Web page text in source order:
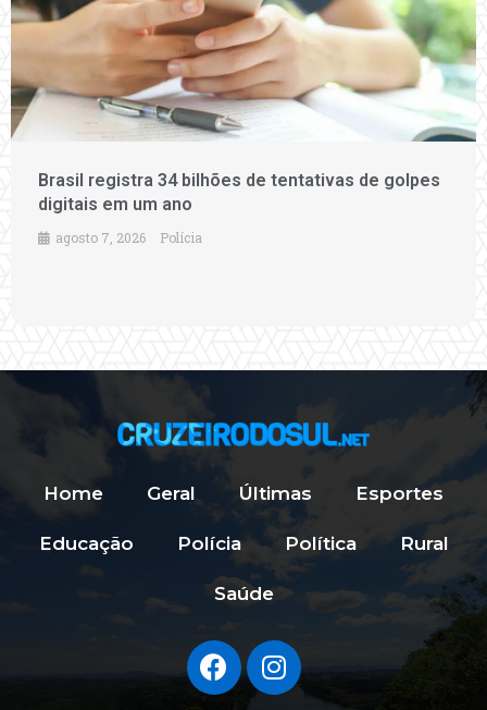
Brasil registra 34 bilhões de tentativas de golpes
digitais em um ano
agosto 7, 2026 Polícia
Home Geral Últimas Esportes
Educação Polícia Política Rural
Saúde